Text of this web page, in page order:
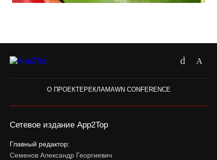
О ПРОЕКТЕРЕКЛАМАWN CONFERENCE
Сетевое издание App2Top
Главный редактор:
Семенов Александр Георгиевич